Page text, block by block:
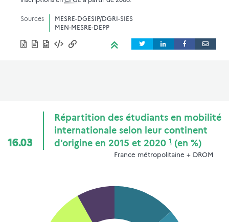
Sources
MESRE-DGESIP/DGRI-SIES
MEN-MESRE-DEPP
16.03
Répartition des étudiants en mobilité
internationale selon leur continent
d'origine en 2015 et 2020 1 (en %)
France métropolitaine + DROM